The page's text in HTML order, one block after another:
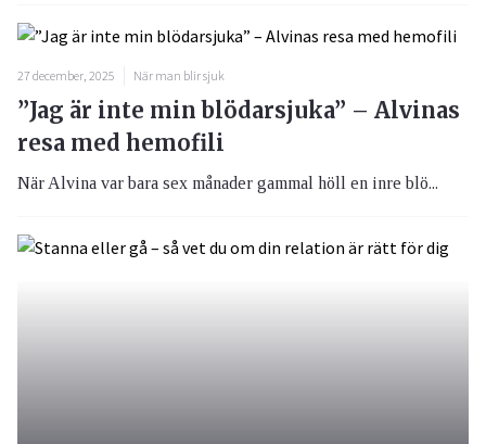
27 december, 2025 När man blir sjuk
”Jag är inte min blödarsjuka” – Alvinas
resa med hemofili
När Alvina var bara sex månader gammal höll en inre blö...